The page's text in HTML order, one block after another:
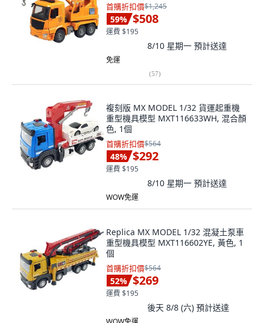
首購折扣價$1,245
59% $508
運費 $195
8/10 星期一 預計送達
免運
(57)
複刻版 MX MODEL 1/32 貨運起重機
重型機具模型 MXT116633WH, 混合顏
色, 1個
首購折扣價$564
48% $292
運費 $195
8/10 星期一 預計送達
WOW免運
Replica MX MODEL 1/32 混凝土泵車
重型機具模型 MXT116602YE, 黃色, 1
個
首購折扣價$564
52% $269
運費 $195
後天 8/8 (六) 預計送達